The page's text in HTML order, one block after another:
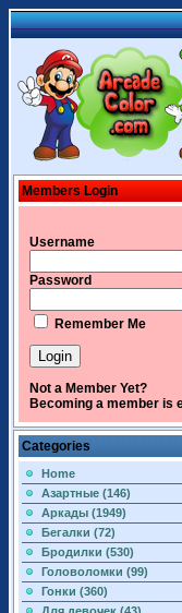
Members Login
Username
Password
Remember Me
Not a Member Yet?
Becoming a member is
Categories
Home
Азартные (146)
Аркады (1949)
Бегалки (72)
Бродилки (530)
Головоломки (99)
Гонки (360)